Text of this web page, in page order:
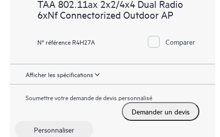
TAA 802.11ax 2x2/4x4 Dual Radio
6xNf Connectorized Outdoor AP
N° référence R4H27A Comparer
Afficher les spécifications
Soumettre votre demande de devis personnalisé
Demander un devis
Personnaliser